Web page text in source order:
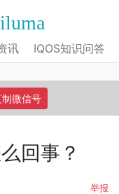
讯 IQOS知识问答
|IQOS自营店
回事？
举报
制微信号